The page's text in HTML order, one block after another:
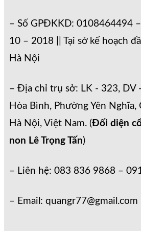
– Số GPĐKKD: 0108464494
10 – 2018 || Tại sở kế hoạch
Hà Nội
– Địa chỉ trụ sở: LK - 323, DV
Hòa Bình, Phường Yên
Hà Nội, Việt Nam. (Đối diện
non Lê Trọng Tấn)
– Liên hệ: 083 836 9868 –
– Email: quangr77@gmail.com